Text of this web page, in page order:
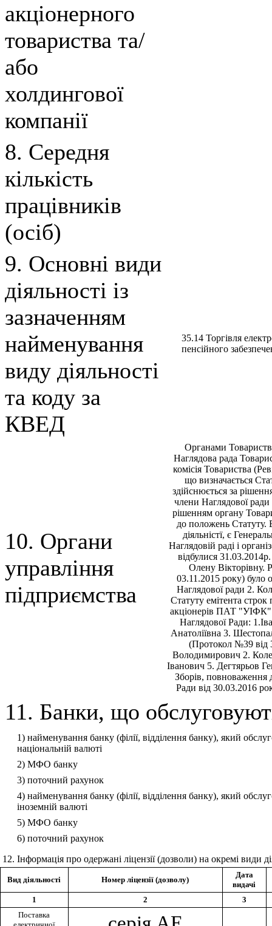
акціонерного
товариства та/
або
холдингової
компанії
8. Середня
кількість
працівників
(осіб)
9. Основні види
діяльності із
зазначенням
найменування
виду діяльності
та коду за
КВЕД
35.14 Торгiвля
пенсiйного
10. Органи
управління
підприємства
Органами
Наглядова рада
комiсiя Товариства
що визначається
здiйснюється за
члени Наглядової
рiшенням органу
до положень
дiяльнiстї, є
Наглядовiй радi i
вiдбулися
Олену Вiкторiвну.
03.11.2015 року) було
Наглядової ради 2.
Статуту емiтента
акцiонерiв ПАТ "УIФК"
Наглядової Ради:
Анатолiївна 3.
(Протокол №39 вiд
Володимирович 2.
Iванович 5. Дегтярьов
Зборiв, повноваження
Ради вiд 30.03.2016
11. Банки, що
1) найменування банку (філії, відділення банку), який
національній валюті
2) МФО банку
3) поточний рахунок
4) найменування банку (філії, відділення банку), який
іноземній валюті
5) МФО банку
6) поточний рахунок
12. Інформація про одержані ліцензії (дозволи) на окремі види
Вид діяльності Номер ліцензії (дозволу)
Дата
видачі
1
2
3
Поставка